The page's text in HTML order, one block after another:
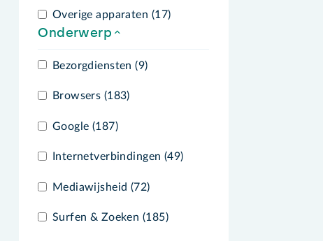
Overige apparaten (17)
Onderwerp
Bezorgdiensten (9)
Browsers (183)
Google (187)
Internetverbindingen (49)
Mediawijsheid (72)
Surfen & Zoeken (185)